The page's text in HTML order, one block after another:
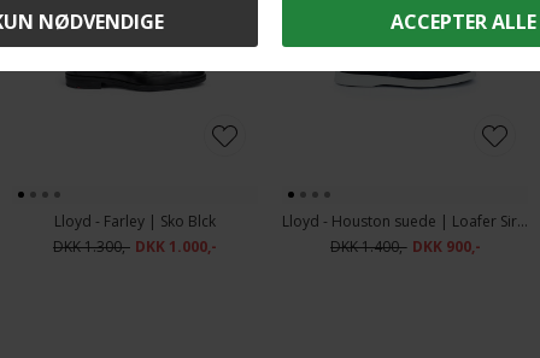
Lloyd - Farley | Sko Blck
DKK 1.300,- DKK 1.000,-
Lloyd - Houston suede | Loafer Sirena
DKK 1.400,- DKK 900,-